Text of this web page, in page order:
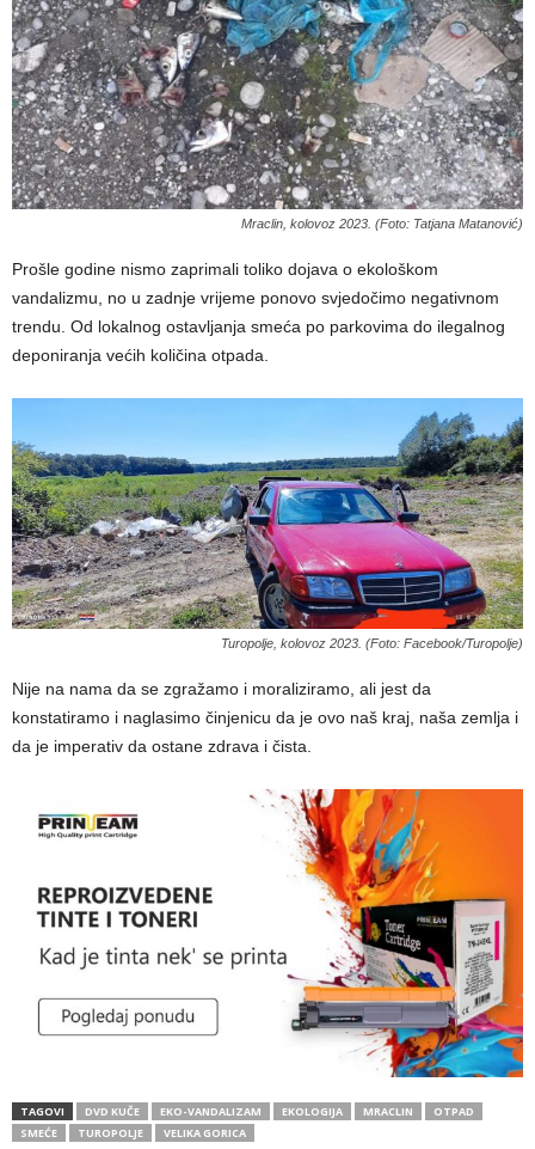
Mraclin, kolovoz 2023. (Foto: Tatjana Matanović)
Prošle godine nismo zaprimali toliko dojava o ekološkom
vandalizmu, no u zadnje vrijeme ponovo svjedočimo negativnom
trendu. Od lokalnog ostavljanja smeća po parkovima do ilegalnog
deponiranja većih količina otpada.
Turopolje, kolovoz 2023. (Foto: Facebook/Turopolje)
Nije na nama da se zgražamo i moraliziramo, ali jest da
konstatiramo i naglasimo činjenicu da je ovo naš kraj, naša zemlja i
da je imperativ da ostane zdrava i čista.
TAGOVI DVD KUČE EKO-VANDALIZAM EKOLOGIJA MRACLIN
OTPAD
SMEĆE
TUROPOLJE VELIKA GORICA